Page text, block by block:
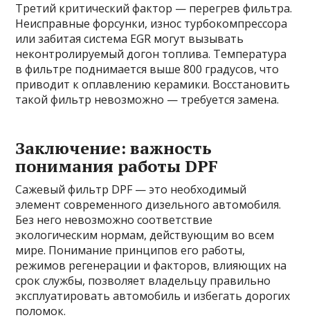
Третий критический фактор — перегрев фильтра.
Неисправные форсунки, износ турбокомпрессора
или забитая система EGR могут вызывать
неконтролируемый догон топлива. Температура
в фильтре поднимается выше 800 градусов, что
приводит к оплавлению керамики. Восстановить
такой фильтр невозможно — требуется замена.
Заключение: важность
понимания работы DPF
Сажевый фильтр DPF — это необходимый
элемент современного дизельного автомобиля.
Без него невозможно соответствие
экологическим нормам, действующим во всем
мире. Понимание принципов его работы,
режимов регенерации и факторов, влияющих на
срок службы, позволяет владельцу правильно
эксплуатировать автомобиль и избегать дорогих
поломок.